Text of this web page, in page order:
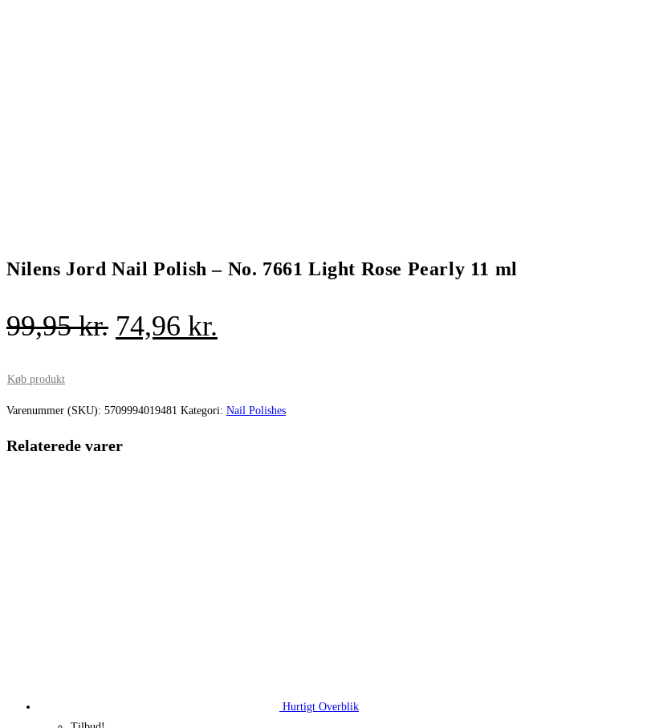
Nilens Jord Nail Polish – No. 7661 Light Rose Pearly 11 ml
99,95kr. Den
var:
99,95 kr..
74,96 kr.
er:
Køb produkt
Varenummer (SKU): 5709994019481 Kategori: Nail Polishes
Relaterede varer
Hurtigt Overblik